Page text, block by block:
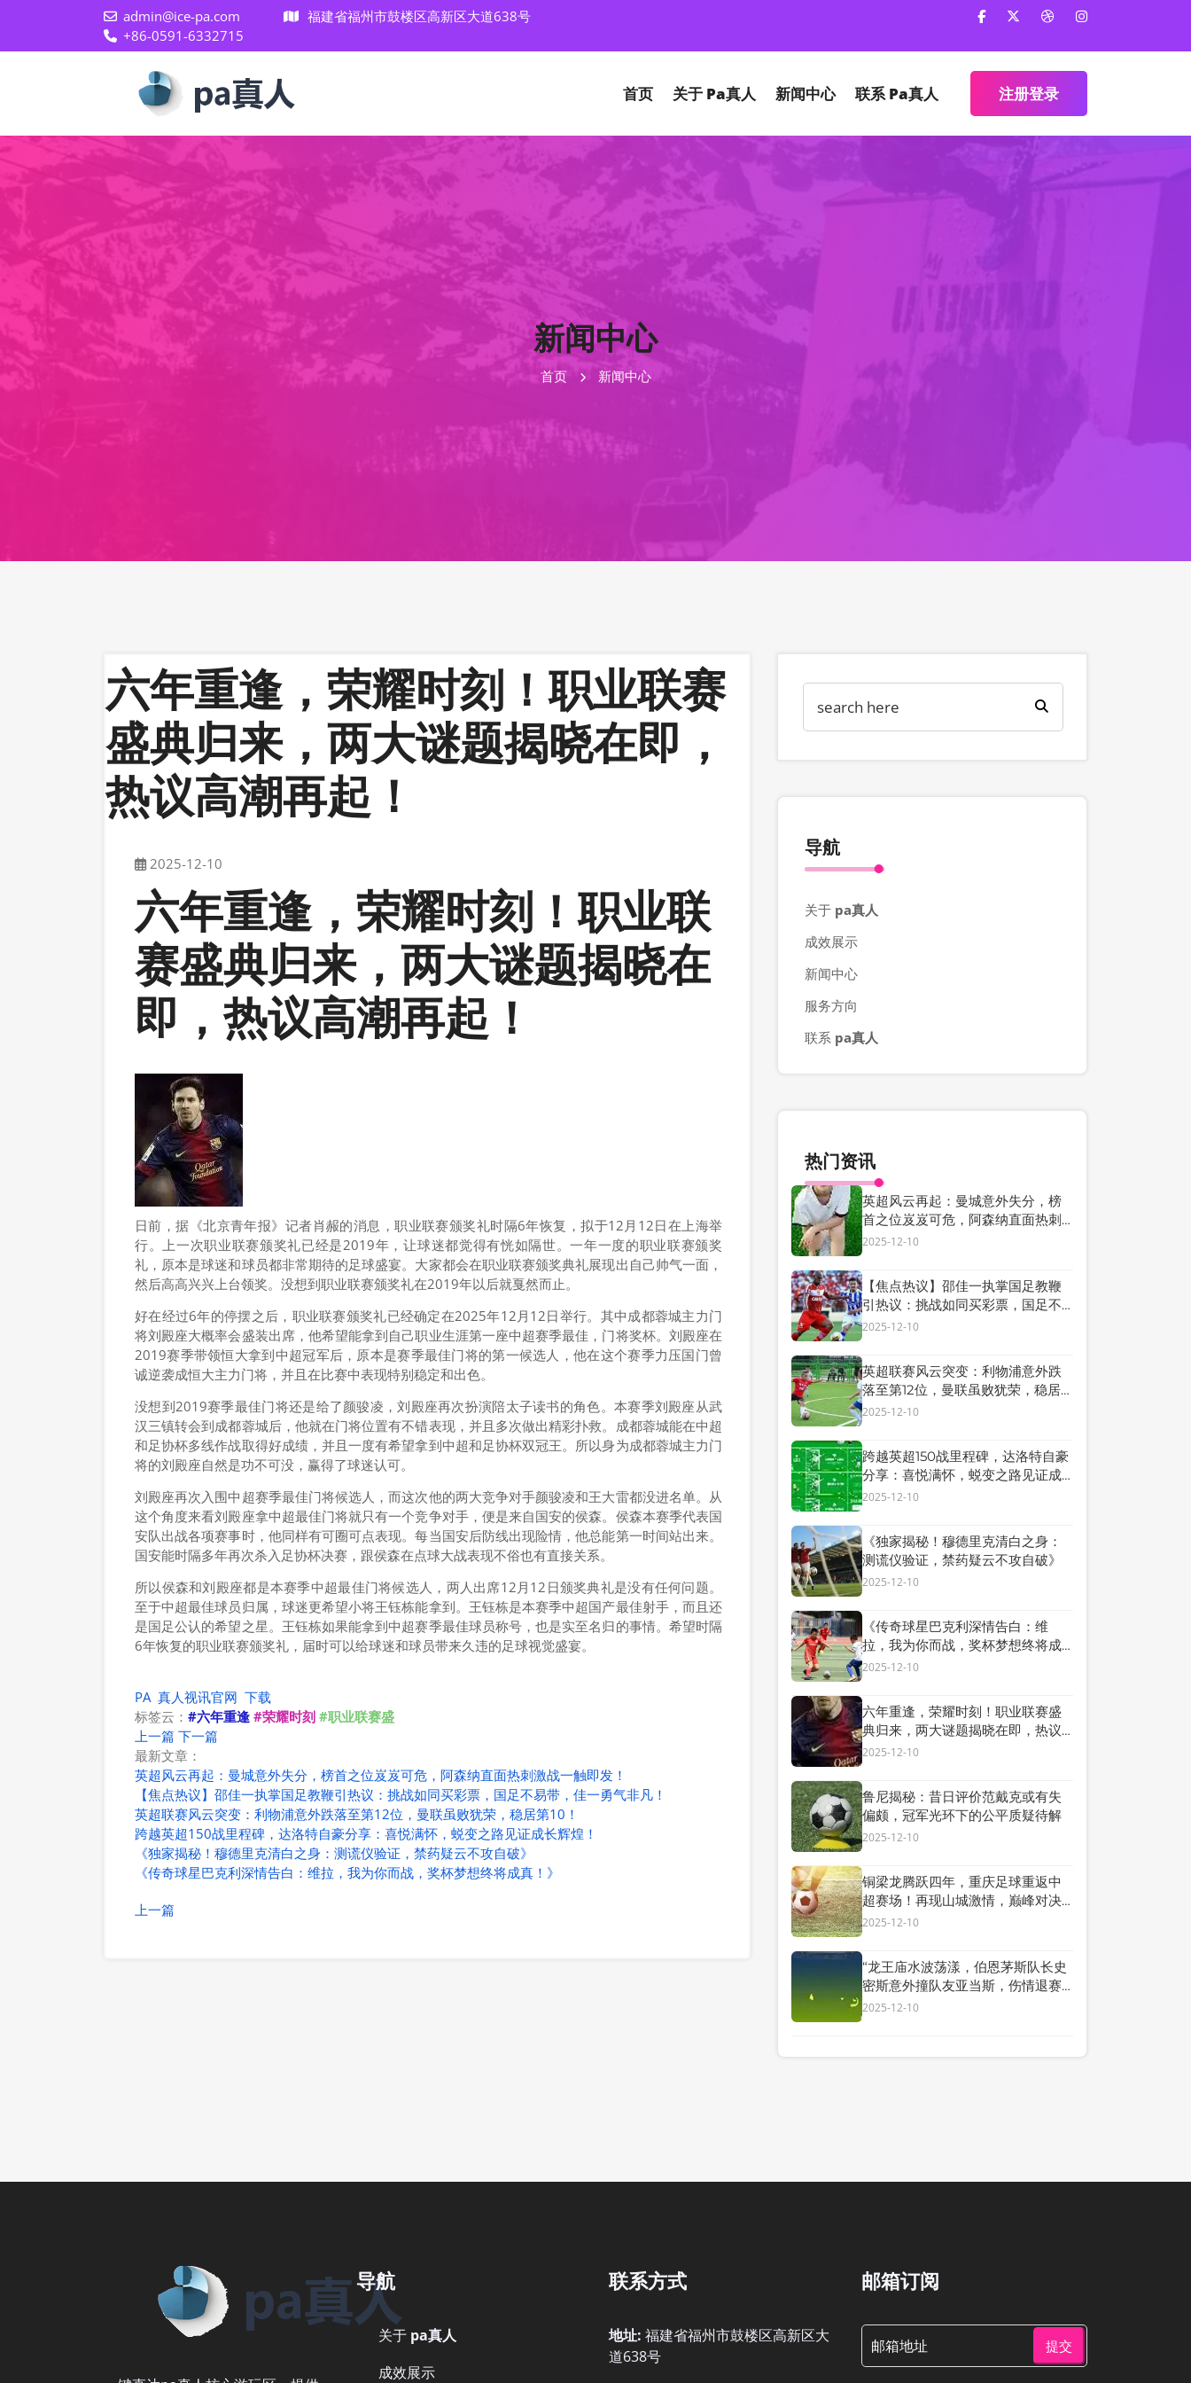
admin@ice-pa.com
福建省福州市鼓楼区高新区大道638号
+86-0591-6332715
首页 关于 Pa真人 新闻中心 联系Pa真人 注册登录
新闻中心
首页 新闻中心
六年重逢，荣耀时刻！职业联赛
盛典归来，两大谜题揭晓在即，
热议高潮再起！
2025-12-10
六年重逢，荣耀时刻！职业联
赛盛典归来，两大谜题揭晓在
即，热议高潮再起！
日前，据《北京青年报》记者肖赧的消息，职业联赛颁奖礼时隔6年恢复，拟于12月12日在上海举
行。上一次职业联赛颁奖礼已经是2019年，让球迷都觉得有恍如隔世。一年一度的职业联赛颁奖
礼，原本是球迷和球员都非常期待的足球盛宴。大家都会在职业联赛颁奖典礼展现出自己帅气一面，
然后高高兴兴上台领奖。没想到职业联赛颁奖礼在2019年以后就戛然而止。
好在经过6年的停摆之后，职业联赛颁奖礼已经确定在2025年12月12日举行。其中成都蓉城主力门
将刘殿座大概率会盛装出席，他希望能拿到自己职业生涯第一座中超赛季最佳，门将奖杯。刘殿座在
2019赛季带领恒大拿到中超冠军后，原本是赛季最佳门将的第一候选人，他在这个赛季力压国门曾
诚逆袭成恒大主力门将，并且在比赛中表现特别稳定和出色。
没想到2019赛季最佳门将还是给了颜骏凌，刘殿座再次扮演陪太子读书的角色。本赛季刘殿座从武
汉三镇转会到成都蓉城后，他就在门将位置有不错表现，并且多次做出精彩扑救。成都蓉城能在中超
和足协杯多线作战取得好成绩，并且一度有希望拿到中超和足协杯双冠王。所以身为成都蓉城主力门
将的刘殿座自然是功不可没，赢得了球迷认可。
刘殿座再次入围中超赛季最佳门将候选人，而这次他的两大竞争对手颜骏凌和王大雷都没进名单。从
这个角度来看刘殿座拿中超最佳门将就只有一个竞争对手，便是来自国安的侯森。侯森本赛季代表国
安队出战各项赛事时，他同样有可圈可点表现。每当国安后防线出现险情，他总能第一时间站出来。
国安能时隔多年再次杀入足协杯决赛，跟侯森在点球大战表现不俗也有直接关系。
所以侯森和刘殿座都是本赛季中超最佳门将候选人，两人出席12月12日颁奖典礼是没有任何问题。
至于中超最佳球员归属，球迷更希望小将王钰栋能拿到。王钰栋是本赛季中超国产最佳射手，而且还
是国足公认的希望之星。王钰栋如果能拿到中超赛季最佳球员称号，也是实至名归的事情。希望时隔
6年恢复的职业联赛颁奖礼，届时可以给球迷和球员带来久违的足球视觉盛宴。
PA 真人视讯官网 下载
标签云： #六年重逢 #荣耀时刻 #职业联赛盛
上一篇 下一篇
最新文章：
英超风云再起：曼城意外失分，榜首之位岌岌可危，阿森纳直面热刺激战一触即发！
【焦点热议】邵佳一执掌国足教鞭引热议：挑战如同买彩票，国足不易带，佳一勇气非凡！
英超联赛风云突变：利物浦意外跌落至第12位，曼联虽败犹荣，稳居第10！
跨越英超150战里程碑，达洛特自豪分享：喜悦满怀，蜕变之路见证成长辉煌！
《独家揭秘！穆德里克清白之身：测谎仪验证，禁药疑云不攻自破》
《传奇球星巴克利深情告白：维拉，我为你而战，奖杯梦想终将成真！》
上一篇
导航
关于 pa真人
成效展示
新闻中心
服务方向
联系 pa真人
热门资讯
英超风云再起：曼城意外失分，榜
首之位岌岌可危，阿森纳直面热刺
激战一触即发！
2025-12-10
【焦点热议】邵佳一执掌国足教鞭
引热议：挑战如同买彩票，国足不
易带，佳一勇气非凡！
2025-12-10
英超联赛风云突变：利物浦意外跌
落至第12位，曼联虽败犹荣，稳居
第10！
2025-12-10
跨越英超150战里程碑，达洛特自豪
分享：喜悦满怀，蜕变之路见证成
长辉煌！
2025-12-10
《独家揭秘！穆德里克清白之身：
测谎仪验证，禁药疑云不攻自破》
2025-12-10
《传奇球星巴克利深情告白：维
拉，我为你而战，奖杯梦想终将成
真！》
2025-12-10
六年重逢，荣耀时刻！职业联赛盛
典归来，两大谜题揭晓在即，热议
高潮再起！
2025-12-10
鲁尼揭秘：昔日评价范戴克或有失
偏颇，冠军光环下的公平质疑待解
2025-12-10
铜梁龙腾跃四年，重庆足球重返中
超赛场！再现山城激情，巅峰对决
即将开启！
2025-12-10
“龙王庙水波荡漾，伯恩茅斯队长史
密斯意外撞队友亚当斯，伤情退赛
引关注！”
2025-12-10
导航
关于 pa真人
成效展示
联系方式
地址: 福建省福州市鼓楼区高新区大
道638号
邮箱订阅
提交